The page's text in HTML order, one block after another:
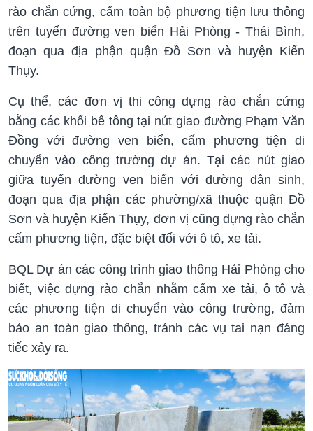
rào chắn cứng, cấm toàn bộ phương tiện lưu thông
trên tuyến đường ven biển Hải Phòng - Thái Bình,
đoạn qua địa phận quận Đồ Sơn và huyện Kiến
Thụy.
Cụ thể, các đơn vị thi công dựng rào chắn cứng
bằng các khối bê tông tại nút giao đường Phạm Văn
Đồng với đường ven biển, cấm phương tiện di
chuyển vào công trường dự án. Tại các nút giao
giữa tuyến đường ven biển với đường dân sinh,
đoạn qua địa phận các phường/xã thuộc quận Đồ
Sơn và huyện Kiến Thụy, đơn vị cũng dựng rào chắn
cấm phương tiện, đặc biệt đối với ô tô, xe tải.
BQL Dự án các công trình giao thông Hải Phòng cho
biết, việc dựng rào chắn nhằm cấm xe tải, ô tô và
các phương tiện di chuyển vào công trường, đảm
bảo an toàn giao thông, tránh các vụ tai nạn đáng
tiếc xảy ra.